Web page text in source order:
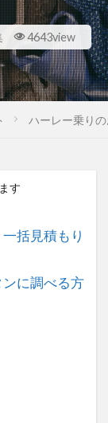
4643view
ハーレー乗り
す
括見積もり
に調べる方